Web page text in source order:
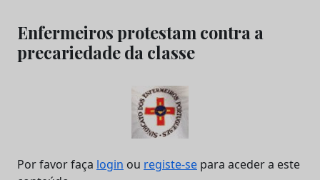
Enfermeiros protestam contra a
precariedade da classe
Por favor faça login ou registe-se para aceder a este